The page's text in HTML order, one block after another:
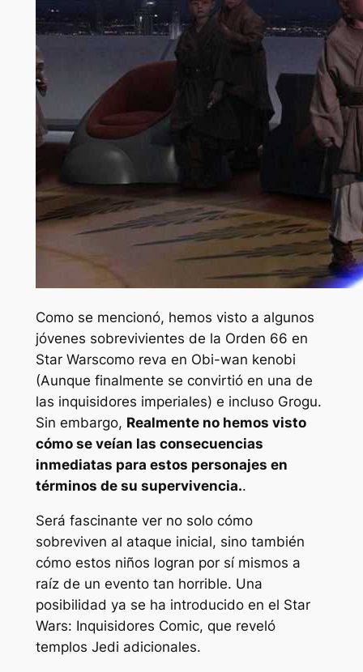
Como se mencionó, hemos visto a algunos
jóvenes sobrevivientes de la Orden 66 en
Star Warscomo reva en Obi-wan kenobi
(Aunque finalmente se convirtió en una de
las inquisidores imperiales) e incluso Grogu.
Sin embargo, Realmente no hemos visto
cómo se veían las consecuencias
inmediatas para estos personajes en
términos de su supervivencia..
Será fascinante ver no solo cómo
sobreviven al ataque inicial, sino también
cómo estos niños logran por sí mismos a
raíz de un evento tan horrible. Una
posibilidad ya se ha introducido en el Star
Wars: Inquisidores Comic, que reveló
templos Jedi adicionales.